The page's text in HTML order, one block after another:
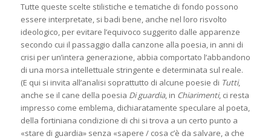
Tutte queste scelte stilistiche e tematiche di fondo possono
essere interpretate, si badi bene, anche nel loro risvolto
ideologico, per evitare l’equivoco suggerito dalle apparenze
secondo cui il passaggio dalla canzone alla poesia, in anni di
crisi per un’intera generazione, abbia comportato l’abbandono
di una morsa intellettuale stringente e determinata sul reale.
(E qui si invita all’analisi soprattutto di alcune poesie di Tutti,
anche se il cane della poesia Di guardia, in Chiarimenti, ci resta
impresso come emblema, dichiaratamente speculare al poeta,
della fortiniana condizione di chi si trova a un certo punto a
«stare di guardia» senza «sapere / cosa c’è da salvare, a che